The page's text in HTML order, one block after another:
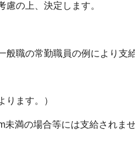
の上、決定します。
般職の常勤職員の例により支
ります。）
満の場合等には支給されませ